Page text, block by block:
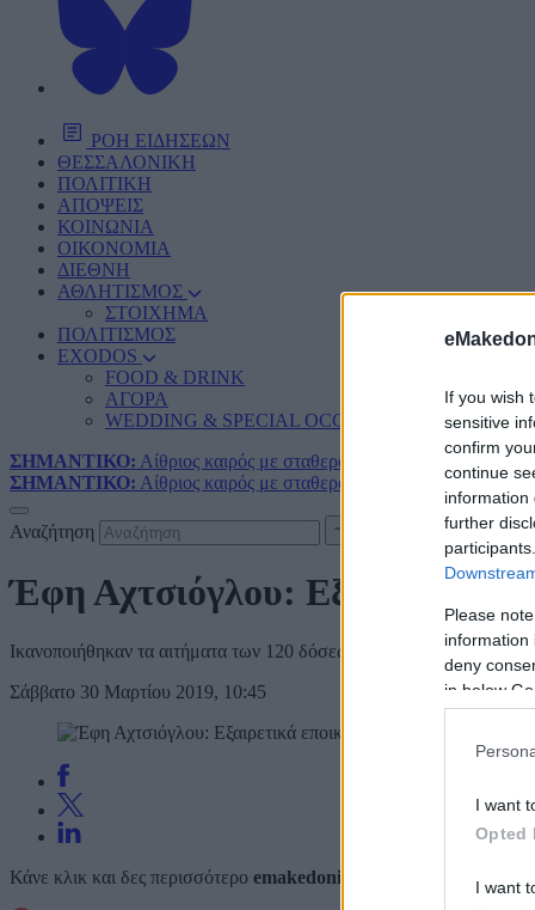
If you wish
sensitive
confirm
continue
information
further
Please
information
deny
in below
I want
Opted
I want
ΡΟΗ ΕΙΔΗΣΕΩΝ
ΘΕΣΣΑΛΟΝΙΚΗ
ΠΟΛΙΤΙΚΗ
ΑΠΟΨΕΙΣ
ΚΟΙΝΩΝΙΑ
ΟΙΚΟΝΟΜΙΑ
ΔΙΕΘΝΗ
ΑΘΛΗΤΙΣΜΟΣ
ΣΤΟΙΧΗΜΑ
ΠΟΛΙΤΙΣΜΟΣ
EXODOS
FOOD & DRINK
ΑΓΟΡΑ
WEDDING & SPECIAL OCCASIONS
ΣΗΜΑΝΤΙΚΟ: Αίθριος καιρός με σταθερά 38αρια - Που
ΣΗΜΑΝΤΙΚΟ: Αίθριος καιρός με σταθερά 38αρια - Που
Αναζήτηση
Έφη Αχτσιόγλου: Εξαιρετικά
Ικανοποιήθηκαν τα αιτήματα των 120 δόσεων και των συντάξεων
Σάββατο 30 Μαρτίου 2019, 10:45
Κάνε κλικ και δες περισσότερο emakedonia.gr στην αναζήτηση της